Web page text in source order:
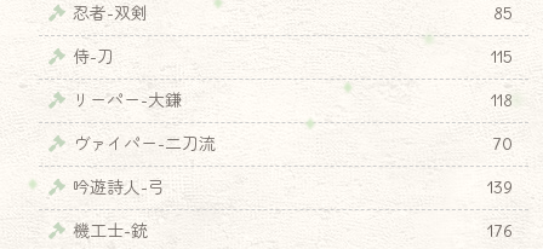
忍者-双剣
85
侍-刀
115
リーパー-大鎌
118
ヴァイパー-二刀流
70
吟遊詩人-弓
139
機工士-銃
176